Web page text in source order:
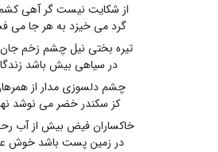
از شکایت نیست گر آهی کشم
گرد می خیزد به هر جا می
تیره بختی نیل چشم زخم
در سیاهی بیش باشد
چشم دلسوزی مدار از
کز سکندر خضر می نوشد
خاکساران فیض بیش از آب
در زمین پست باشد خوش